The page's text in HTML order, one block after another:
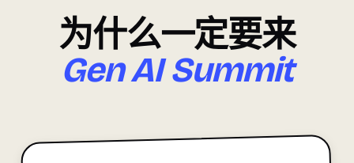
为什么一定要来
Gen AI Summit